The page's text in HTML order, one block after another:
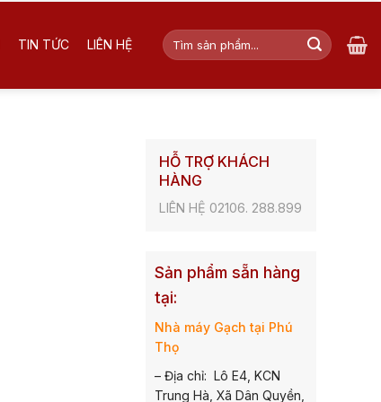
TIN TỨC LIÊN HỆ
Tìm
kiếm:
HỖ TRỢ KHÁCH
HÀNG
LIÊN HỆ 02106. 288.899
Sản phẩm sẵn hàng
tại:
Nhà máy Gạch tại Phú
Thọ
– Địa chỉ: Lô E4, KCN
Trung Hà, Xã Dân Quyền,